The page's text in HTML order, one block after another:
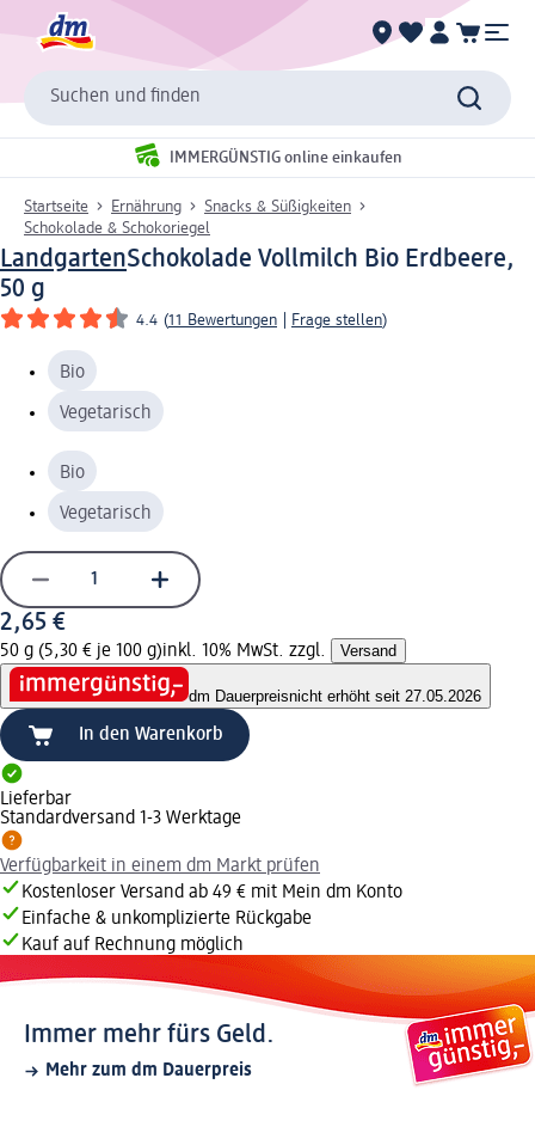
Suchen und finden
IMMERGÜNSTIG online einkaufen
Startseite Ernährung
Snacks & Süßigkeiten
Schokolade & Schokoriegel
LandgartenSchokolade Vollmilch Bio Erdbeere,
50 g
4.4 (11 Bewertungen Frage stellen)
Bio
Vegetarisch
Bio
Vegetarisch
2,65 €
50 g (5,30 € je 100 g)inkl. 10% MwSt. zzgl. Versand
dm Dauerpreisnicht erhöht seit 27.05.2026
In den Warenkorb
Lieferbar
Standardversand 1-3 Werktage
Verfügbarkeit in einem dm Markt prüfen
Kostenloser Versand ab 49 € mit Mein dm Konto
Einfache & unkomplizierte Rückgabe
Kauf auf Rechnung möglich
Immer mehr fürs Geld.
Mehr zum dm Dauerpreis